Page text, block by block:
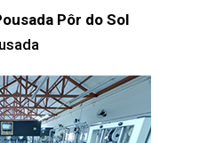
Pôr do Sol